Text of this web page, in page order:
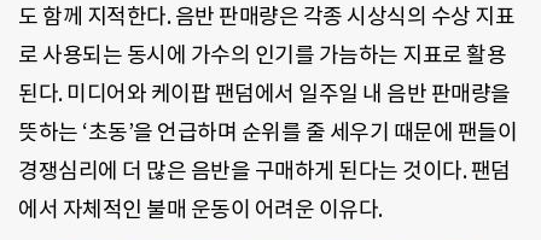
도 함께 지적한다. 음반 판매량은 각종 시상식의 수상 지표
로 사용되는 동시에 가수의 인기를 가늠하는 지표로 활용
된다. 미디어와 케이팝 팬덤에서 일주일 내 음반 판매량을
뜻하는 ‘초동’을 언급하며 순위를 줄 세우기 때문에 팬들이
경쟁심리에 더 많은 음반을 구매하게 된다는 것이다. 팬덤
에서 자체적인 불매 운동이 어려운 이유다.